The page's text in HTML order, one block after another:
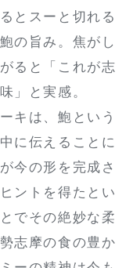
とスーと切れる
の旨み。焦がし
ると「これが志
」と実感。
キは、鮑という
に伝えることに
今の形を完成さ
ントを得たとい
でその絶妙な柔
志摩の食の豊か